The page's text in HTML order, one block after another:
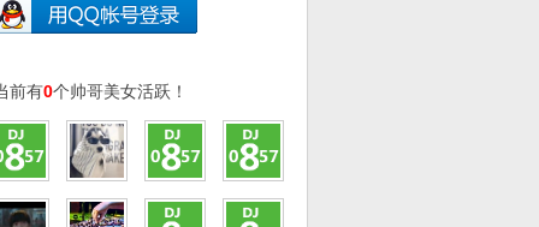
前有0个帅哥美女活跃！